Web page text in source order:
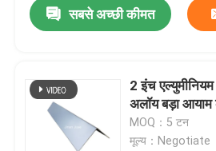
सबसे अच्छी कीमत
2 इंच
अलॉय बड़ा
MOQ：5 टन
मूल्य：Negotiate